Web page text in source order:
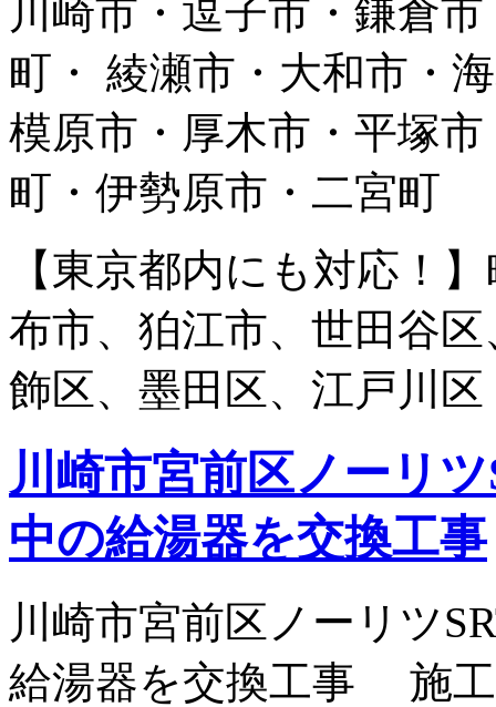
川崎市・逗子市・鎌倉
町・ 綾瀬市・大和市・
模原市・厚木市・平塚
町・伊勢原市・二宮町
【東京都内にも対応！
布市、狛江市、世田谷
飾区、墨田区、江戸川区
川崎市宮前区ノーリ
中の給湯器を交換工事
川崎市宮前区ノーリツ
給湯器を交換工事 施